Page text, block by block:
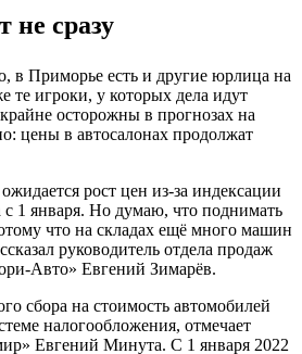
не сразу
в Приморье есть и другие юрлица на
те игроки, у которых дела идут
осторожны в прогнозах на
цены в автосалонах продолжат
рост цен из-за индексации
с 1 января. Но думаю, что поднимать
что на складах ещё много машин
руководитель отдела продаж
Авто» Евгений Зимарёв.
сбора на стоимость автомобилей
налогообложения, отмечает
Евгений Минута. С 1 января 2022